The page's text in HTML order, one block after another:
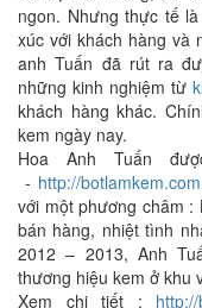
ngon. Nhưng thực tế
xúc với khách hàng và
anh Tuấn đã rút ra
những kinh nghiệm từ
khách hàng khác.
kem ngày nay.
Hoa Anh Tuấn
- http://
với một phương châm :
bán hàng, nhiệt tình
2012 – 2013, Anh
thương hiệu kem ở khu
Xem chi tiết :